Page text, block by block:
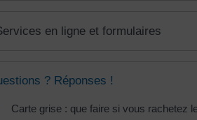
en ligne et formulaires
? Réponses !
Carte grise : que faire si vous rachetez